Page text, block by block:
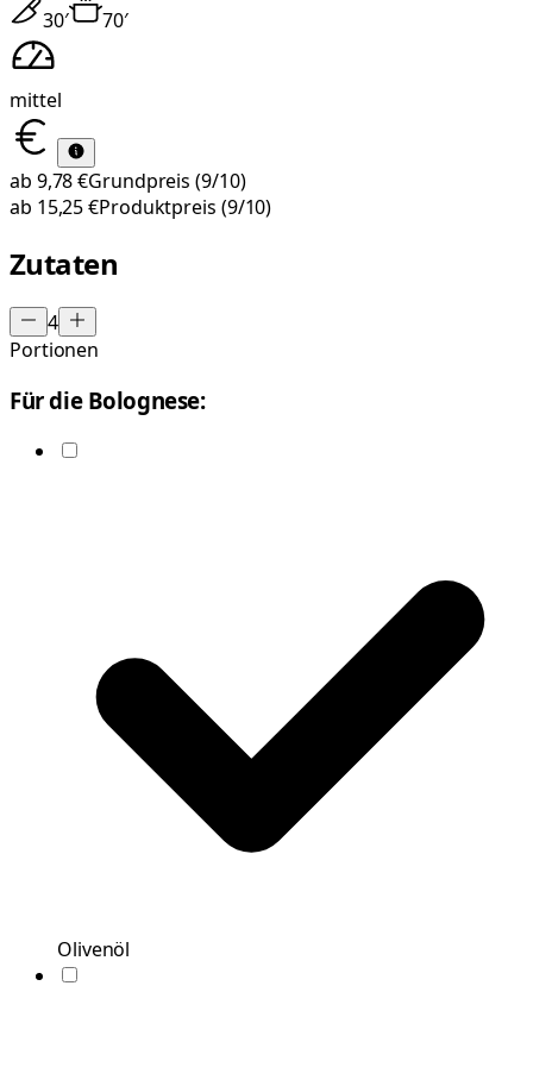
30′ 70′
mittel
ab 9,78 €Grundpreis (9/10)
ab 15,25 €Produktpreis (9/10)
Zutaten
4
Portionen
Für die Bolognese:
Olivenöl